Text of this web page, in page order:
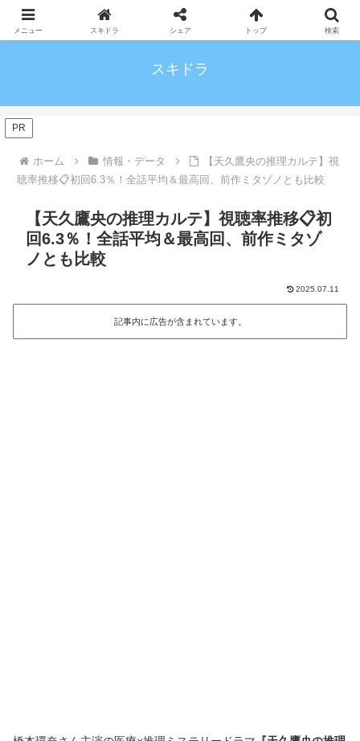
スキドラ
PR
ホーム 情報・データ
【天久鷹央の推理カルテ】視
聴率推移📋初回6.3％！全話平均＆最高回、前作ミタゾノとも比較
【天久鷹央の推理カルテ】視聴率推移📋初
回6.3％！全話平均＆最高回、前作ミタゾ
ノとも比較
2025.07.11
記事内に広告が含まれています。
メニュー スキドラ シェア トップ 検索